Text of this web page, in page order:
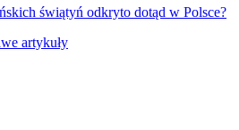
świątyń odkryto dotąd w Polsce?
artykuły